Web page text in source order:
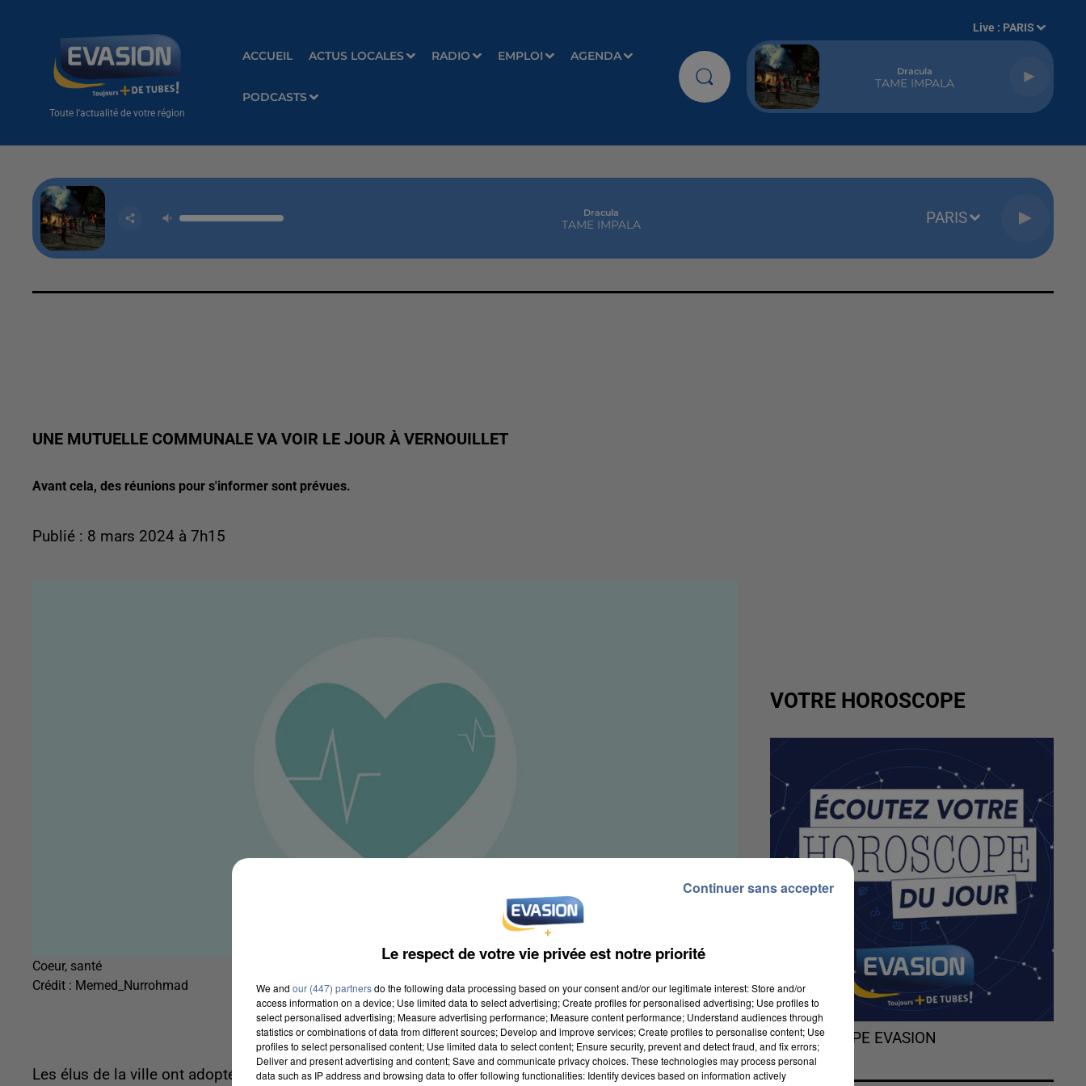
Toute l'actualité de votre région
ACCUEIL ACTUS LOCALES RADIO EMPLOI AGENDA
PODCASTS
Live : PARIS
Dracula
TAME IMPALA
Dracula
TAME IMPALA PARIS
UNE MUTUELLE COMMUNALE VA VOIR LE JOUR À VERNOUILLET
Avant cela, des réunions pour s'informer sont prévues.
Publié : 8 mars 2024 à 7h15
Coeur, santé
Crédit : Memed_Nurrohmad
Les élus de la ville ont adopté à l'unanimité la proposition de l'équipe municipale d'une mutuelle
VOTRE HOROSCOPE
L'HOROSCOPE EVASION
Le respect de votre vie privée est notre priorité
We and our (447) partnersdo the following data processing based on your consent and/or our legitimate interest: Store and/or
access information on a device; Use limited data to select advertising; Create profiles for personalised advertising; Use profiles to
select personalised advertising; Measure advertising performance; Measure content performance; Understand audiences through
statistics or combinations of data from different sources; Develop and improve services; Create profiles to personalise content; Use
profiles to select personalised content; Use limited data to select content; Ensure security, prevent and detect fraud, and fix errors;
Deliver and present advertising and content; Save and communicate privacy choices. These technologies may process personal
data such as IP address and browsing data to offer following functionalities: Identify devices based on information actively
Continuer sans accepter